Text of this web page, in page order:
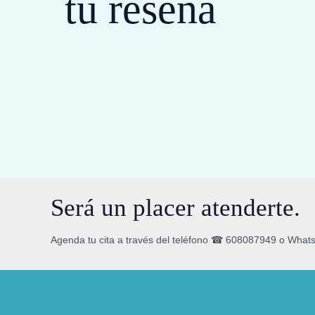
Será un placer atenderte.
Agenda tu cita a través del teléfono ☎ 608087949 o